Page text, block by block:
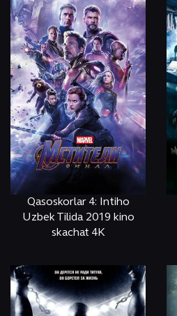
Qasoskorlar 4: Intiho
Uzbek Tilida 2019 kino
skachat 4K